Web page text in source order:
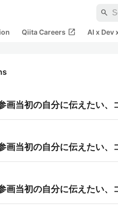
search
Qiita Careers open_in_new AI x Dev
画当初の自分に伝えたい、
画当初の自分に伝えたい、
画当初の自分に伝えたい、